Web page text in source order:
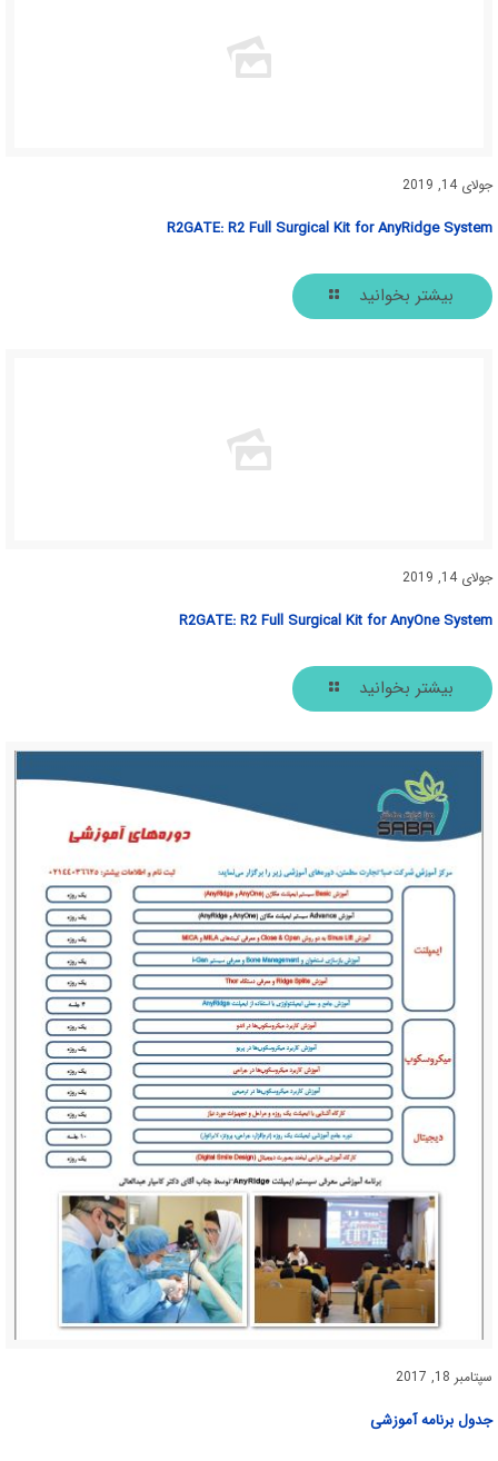
جولای 14, 2019
R2GATE: R2 Full Surgical Kit for AnyRidge System
بیشتر بخوانید
جولای 14, 2019
R2GATE: R2 Full Surgical Kit for AnyOne System
بیشتر بخوانید
سپتامبر 18, 2017
جدول برنامه آموزشی